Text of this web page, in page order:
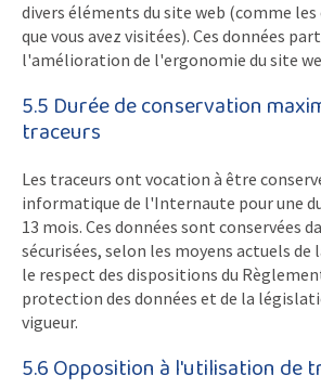
divers éléments du site web (comme
que vous avez visitées). Ces données
l'amélioration de l'ergonomie du site
5.5 Durée de conservation
traceurs
Les traceurs ont vocation à être
informatique de l'Internaute pour une
13 mois. Ces données sont conservées
sécurisées, selon les moyens actuels de
le respect des dispositions du
protection des données et de la
vigueur.
5.6 Opposition à l'utilisation de